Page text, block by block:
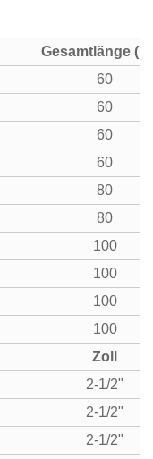
Gesamtlänge
60
60
60
60
80
80
100
100
100
100
Zoll
2-1/2"
2-1/2"
2-1/2"